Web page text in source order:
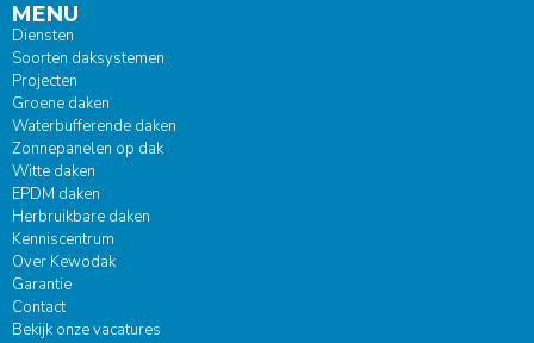
MENU
Diensten
Soorten daksystemen
Projecten
Groene daken
Waterbufferende daken
Zonnepanelen op dak
Witte daken
EPDM daken
Herbruikbare daken
Kenniscentrum
Over Kewodak
Garantie
Contact
Bekijk onze vacatures